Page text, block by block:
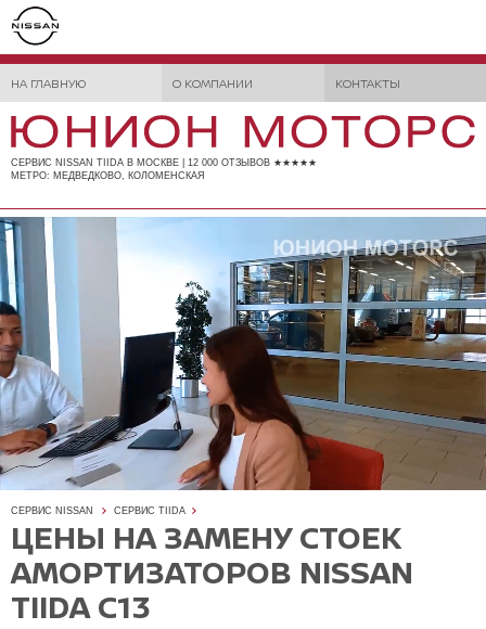
НА ГЛАВНУЮ О КОМПАНИИ КОНТАКТЫ
СЕРВИС NISSAN TIIDA В МОСКВЕ | 12 000 ОТЗЫВОВ ★★★★★
МЕТРО: МЕДВЕДКОВО, КОЛОМЕНСКАЯ
СЕРВИС NISSAN СЕРВИС TIIDA
ЦЕНЫ НА ЗАМЕНУ СТОЕК
АМОРТИЗАТОРОВ NISSAN
TIIDA C13